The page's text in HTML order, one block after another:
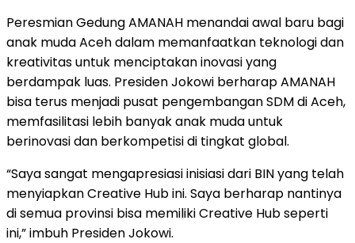
Peresmian Gedung AMANAH menandai awal baru bagi
anak muda Aceh dalam memanfaatkan teknologi dan
kreativitas untuk menciptakan inovasi yang
berdampak luas. Presiden Jokowi berharap AMANAH
bisa terus menjadi pusat pengembangan SDM di Aceh,
memfasilitasi lebih banyak anak muda untuk
berinovasi dan berkompetisi di tingkat global.
“Saya sangat mengapresiasi inisiasi dari BIN yang telah
menyiapkan Creative Hub ini. Saya berharap nantinya
di semua provinsi bisa memiliki Creative Hub seperti
ini,” imbuh Presiden Jokowi.